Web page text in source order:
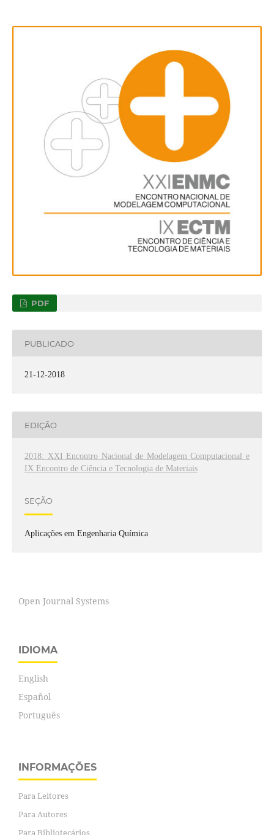
PDF
PUBLICADO
21-12-2018
EDIÇÃO
2018: XXI Encontro Nacional de Modelagem Computacional e
IX Encontro de Ciência e Tecnologia de Materiais
SEÇÃO
Aplicações em Engenharia Química
Open Journal Systems
IDIOMA
English
Español
Português
INFORMAÇÕES
Para Leitores
Para Autores
Para Bibliotecários